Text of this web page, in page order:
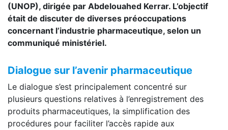
(UNOP), dirigée par Abdelouahed Kerrar. L’objectif
était de discuter de diverses préoccupations
concernant l’industrie pharmaceutique, selon un
communiqué ministériel.
Dialogue sur l’avenir pharmaceutique
Le dialogue s’est principalement concentré sur
plusieurs questions relatives à l’enregistrement des
produits pharmaceutiques, la simplification des
procédures pour faciliter l’accès rapide aux